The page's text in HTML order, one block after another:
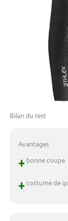
Bilan du test
Avantages
+bonne coupe
+costume de